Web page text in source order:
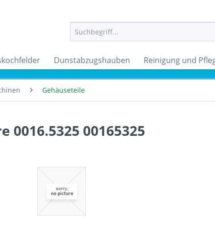
Dunstabzugshauben Reinigung und
Gehäuseteile
0016.5325 00165325